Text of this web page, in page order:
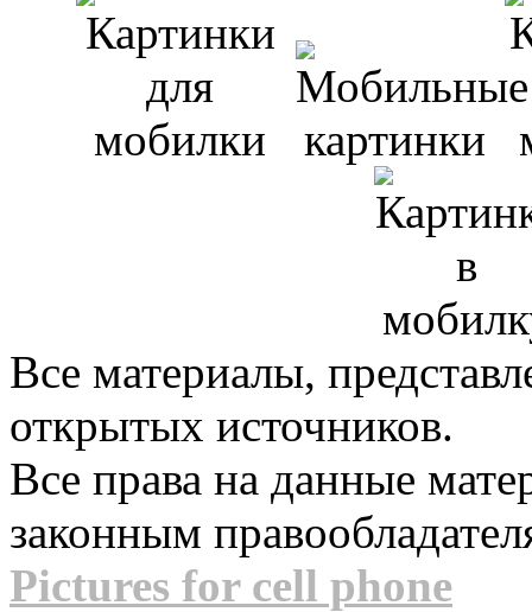
Все материалы,
открытых источников.
Все права на данные
законным
Pictures for cell phone